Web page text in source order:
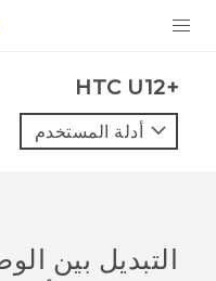
VIVE
VIVERSE
HTC U12+‎
أدلة المستخدم
التبديل بين